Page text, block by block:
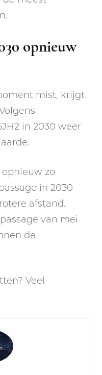
opnieuw
mist, krijgt
in 2030 weer
zo
in 2030
afstand.
van mei
de
Veel